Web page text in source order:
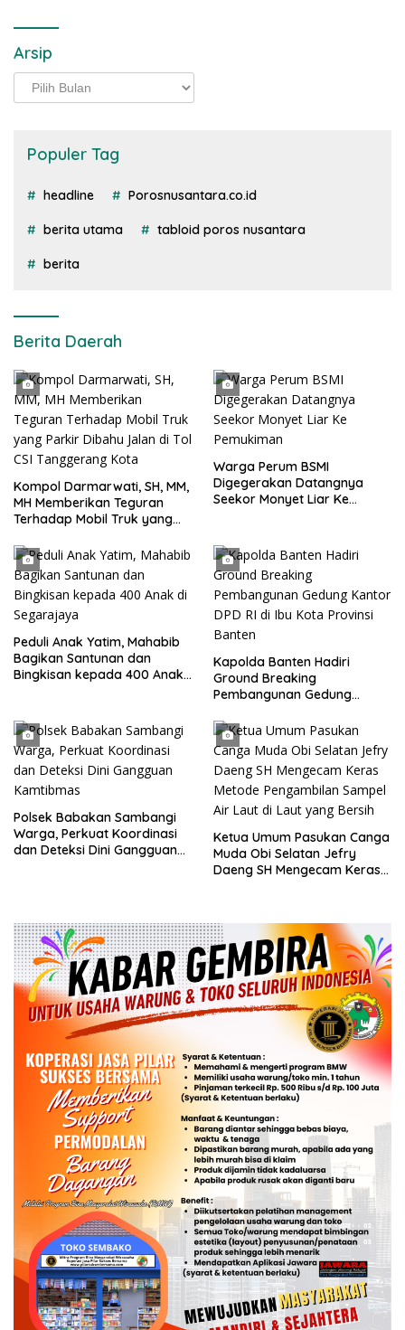
Arsip
Arsip
Populer Tag
headline Porosnusantara.co.id
berita utama tabloid poros nusantara
berita
Berita Daerah
Kompol Darmarwati, SH, MM,
MH Memberikan Teguran
Terhadap Mobil Truk yang
Tanggerang Kota
Warga Perum BSMI
Digegerakan Datangnya
Seekor Monyet Liar Ke
Peduli Anak Yatim, Mahabib
Bagikan Santunan dan
Bingkisan kepada 400 Anak
Kapolda Banten Hadiri
Ground Breaking
Pembangunan Gedung
Provinsi Banten
Polsek Babakan Sambangi
Warga, Perkuat Koordinasi
dan Deteksi Dini Gangguan
Ketua Umum Pasukan Canga
Muda Obi Selatan Jefry
Daeng SH Mengecam Keras